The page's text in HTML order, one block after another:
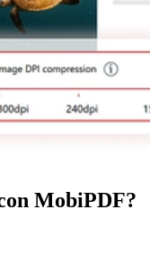
MobiPDF?